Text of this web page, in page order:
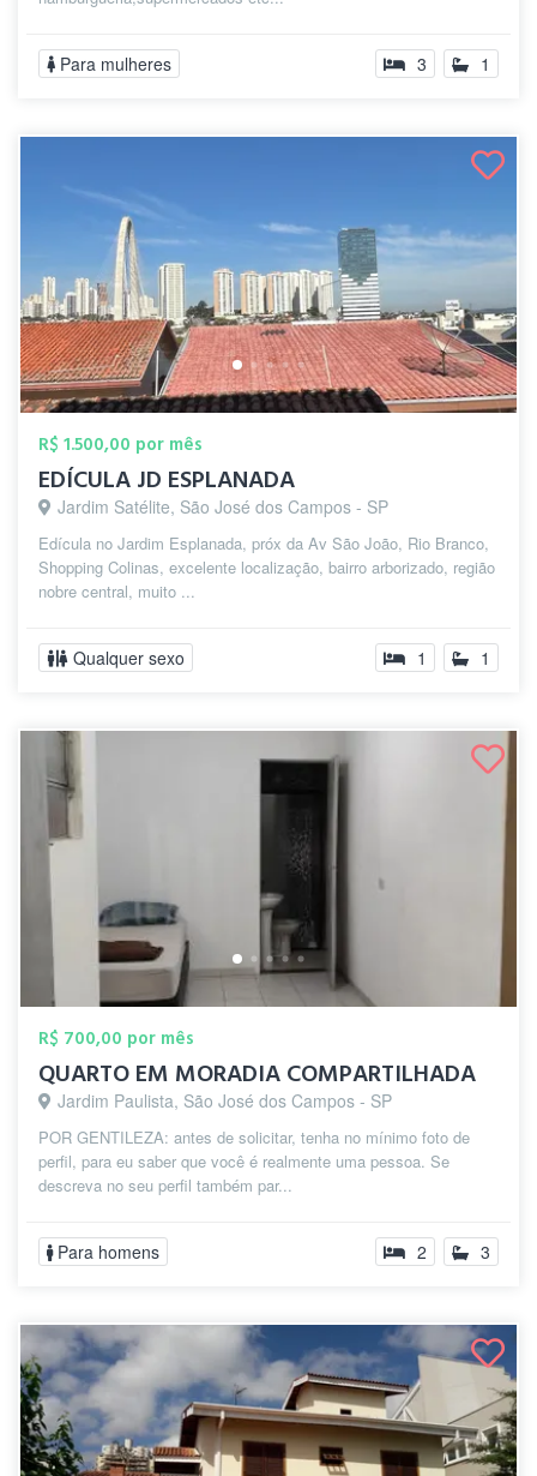
Para mulheres 3 1
R$ 1.500,00 por mês
EDÍCULA JD ESPLANADA
Jardim Satélite, São José dos Campos - SP
Edícula no Jardim Esplanada, próx da Av São João, Rio Branco,
Shopping Colinas, excelente localização, bairro arborizado, região
nobre central, muito ...
Qualquer sexo 1 1
R$ 700,00 por mês
QUARTO EM MORADIA COMPARTILHADA
Jardim Paulista, São José dos Campos - SP
POR GENTILEZA: antes de solicitar, tenha no mínimo foto de
perfil, para eu saber que você é realmente uma pessoa. Se
descreva no seu perfil também par...
Para homens 2 3